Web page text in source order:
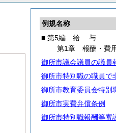
例規名称
■ 第5編 給 与
第1章 報酬・費
御所市議会議員の議員
御所市特別職の職員で
御所市教育委員会特別
御所市実費弁償条例
御所市特別職報酬等審